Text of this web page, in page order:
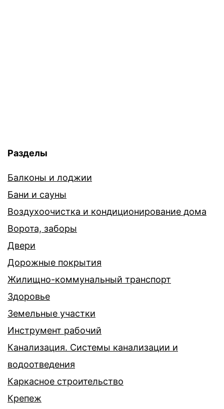
Разделы
Балконы и лоджии
Бани и сауны
Воздухоочистка и кондиционирование дома
Ворота, заборы
Двери
Дорожные покрытия
Жилищно-коммунальный транспорт
Здоровье
Земельные участки
Инструмент рабочий
Канализация. Системы канализации и
водоотведения
Каркасное строительство
Крепеж